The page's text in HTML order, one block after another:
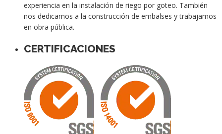
experiencia en la instalación de riego por goteo. También
nos dedicamos a la construcción de embalses y trabajamos
en obra pública.
CERTIFICACIONES